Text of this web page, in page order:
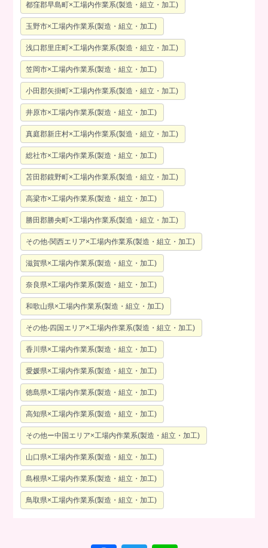
都窪郡早島町×工場内作業系(製造・組立・加工)
玉野市×工場内作業系(製造・組立・加工)
浅口郡里庄町×工場内作業系(製造・組立・加工)
笠岡市×工場内作業系(製造・組立・加工)
小田郡矢掛町×工場内作業系(製造・組立・加工)
井原市×工場内作業系(製造・組立・加工)
真庭郡新庄村×工場内作業系(製造・組立・加工)
総社市×工場内作業系(製造・組立・加工)
苫田郡鏡野町×工場内作業系(製造・組立・加工)
高梁市×工場内作業系(製造・組立・加工)
勝田郡勝央町×工場内作業系(製造・組立・加工)
その他-関西エリア×工場内作業系(製造・組立・加工)
滋賀県×工場内作業系(製造・組立・加工)
奈良県×工場内作業系(製造・組立・加工)
和歌山県×工場内作業系(製造・組立・加工)
その他-四国エリア×工場内作業系(製造・組立・加工)
香川県×工場内作業系(製造・組立・加工)
愛媛県×工場内作業系(製造・組立・加工)
徳島県×工場内作業系(製造・組立・加工)
高知県×工場内作業系(製造・組立・加工)
その他ー中国エリア×工場内作業系(製造・組立・加工)
山口県×工場内作業系(製造・組立・加工)
島根県×工場内作業系(製造・組立・加工)
鳥取県×工場内作業系(製造・組立・加工)